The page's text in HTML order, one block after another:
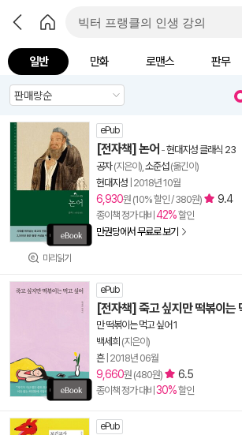
일반 만화 로맨스 판무
미리읽기
ePub
[전자책] 논어 -현대지성 클래식 23
공자(지은이), 소준섭(옮긴이)
현대지성 2018년 10월
6,930원 (10% 할인 / 380원) 9.4
종이책 정가 대비 42%할인
만권당에서 무료로 보기
ePub
[전자책] 죽고 싶지만 떡볶이는
만 떡볶이는 먹고 싶어 1
백세희 (지은이)
흔| 2018년 06월
9,660원 (480원) 6.5
종이책 정가 대비 30%할인
ePub